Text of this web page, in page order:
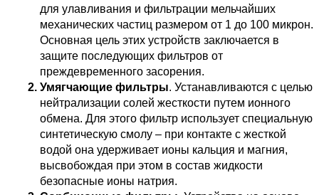
для улавливания и фильтрации мельчайших
механических частиц размером от 1 до 100 микрон.
Основная цель этих устройств заключается в
защите последующих фильтров от
преждевременного засорения.
Умягчающие фильтры. Устанавливаются с целью
нейтрализации солей жесткости путем ионного
обмена. Для этого фильтр использует специальную
синтетическую смолу – при контакте с жесткой
водой она удерживает ионы кальция и магния,
высвобождая при этом в состав жидкости
безопасные ионы натрия.